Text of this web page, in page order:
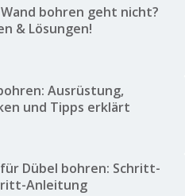
bohren geht nicht?
& Lösungen!
Ausrüstung,
und Tipps erklärt
Dübel bohren: Schritt-
Anleitung